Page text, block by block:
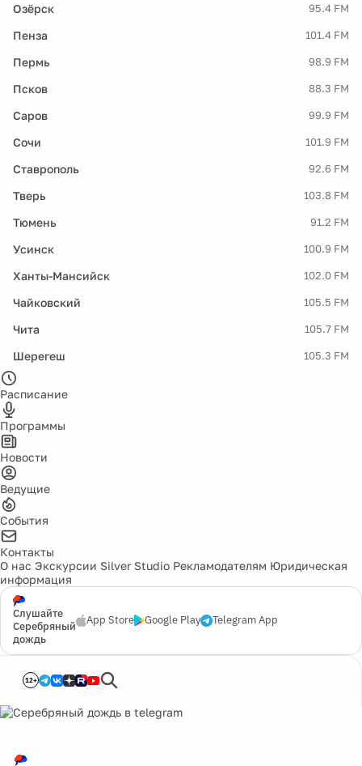
Озёрск 95.4 FM
Пенза 101.4 FM
Пермь 98.9 FM
Псков 88.3 FM
Саров 99.9 FM
Сочи 101.9 FM
Ставрополь 92.6 FM
Тверь 103.8 FM
Тюмень 91.2 FM
Усинск 100.9 FM
Ханты-Мансийск 102.0 FM
Чайковский 105.5 FM
Чита 105.7 FM
Шерегеш 105.3 FM
Расписание
Программы
Новости
Ведущие
События
Контакты
О нас Экскурсии Silver Studio Рекламодателям Юридическая
информация
Слушайте
Серебряный
дождь
App Store Google Play Telegram App
12+